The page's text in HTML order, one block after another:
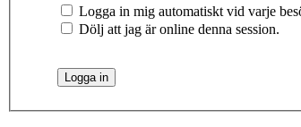
Logga in mig automatiskt vid varje
Dölj att jag är online denna session.